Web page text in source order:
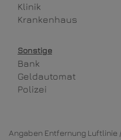
Klinik
Krankenhaus
Sonstige
Bank
Geldautomat
Polizei
Angaben Entfernung Luftlinie